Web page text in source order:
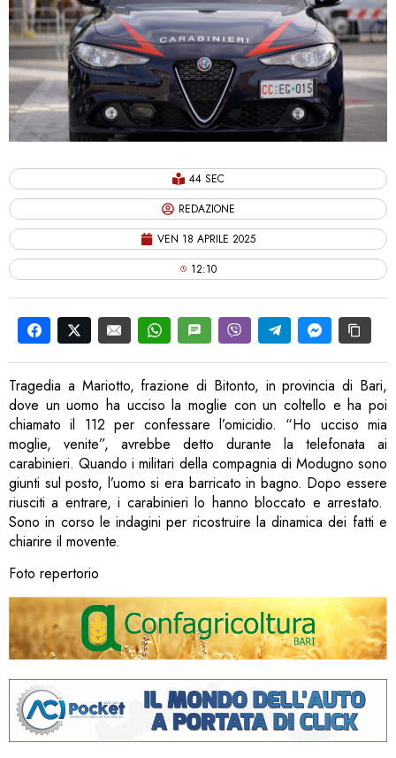
44 SEC
REDAZIONE
VEN 18 APRILE 2025
12:10
Tragedia a Mariotto, frazione di Bitonto, in provincia di Bari,
dove un uomo ha ucciso la moglie con un coltello e ha poi
chiamato il 112 per confessare l’omicidio. “Ho ucciso mia
moglie, venite”, avrebbe detto durante la telefonata ai
carabinieri. Quando i militari della compagnia di Modugno sono
giunti sul posto, l’uomo si era barricato in bagno. Dopo essere
riusciti a entrare, i carabinieri lo hanno bloccato e arrestato.
Sono in corso le indagini per ricostruire la dinamica dei fatti e
chiarire il movente.
Foto repertorio